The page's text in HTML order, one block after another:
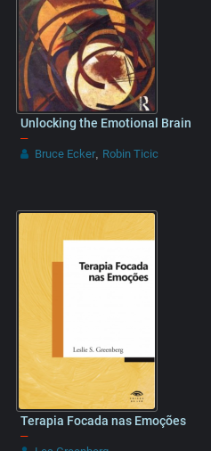
Unlocking the Emotional Brain
–
Bruce Ecker, Robin Ticic
Terapia Focada nas Emoções
–